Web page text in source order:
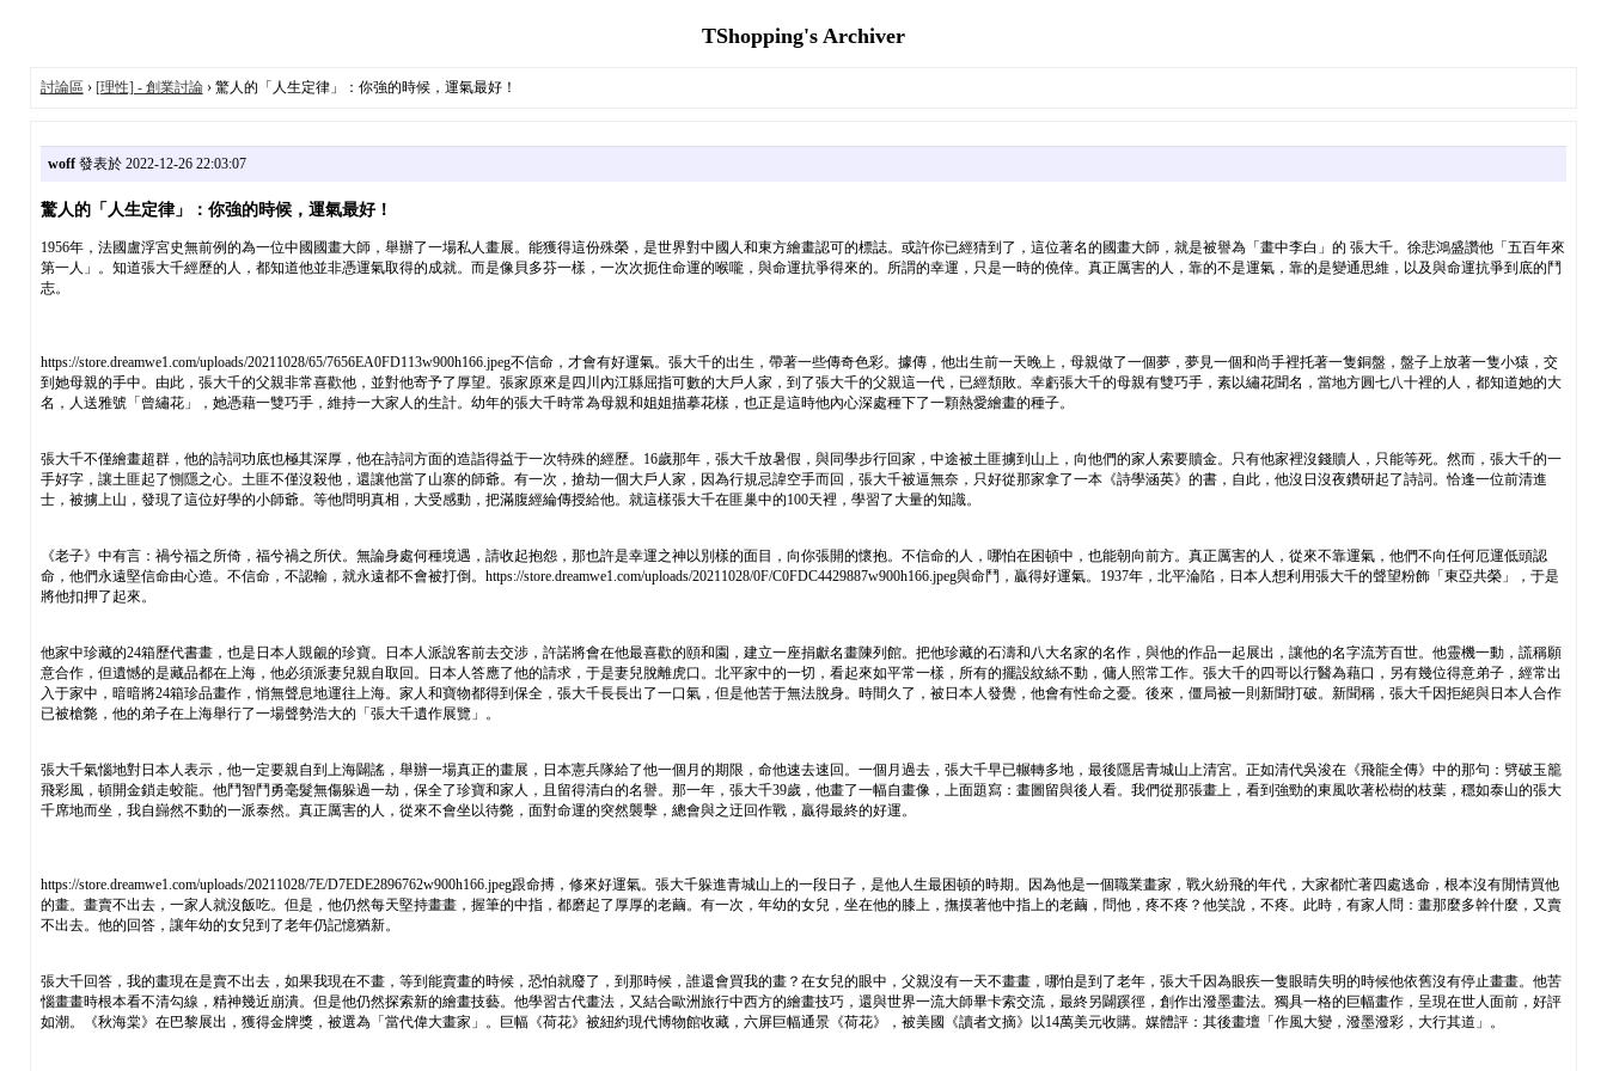
TShopping's Archiver
討論區 › [理性] - 創業討論› 驚人的「人生定律」：你強的時候，運氣最好！
woff發表於 2022-12-26 22:03:07
驚人的「人生定律」：你強的時候，運氣最好！
1956年，法國盧浮宮史無前例的為一位中國國畫大師，舉辦了一場私人畫展。能獲得這份殊榮，是世界對中國人和東方繪畫認可的標誌。或許你已經猜到了，這位著名的國畫大師，就是被譽為「畫中李白」的 張大千。徐悲鴻盛讚他「五百年來
第一人」。知道張大千經歷的人，都知道他並非憑運氣取得的成就。而是像貝多芬一樣，一次次扼住命運的喉嚨，與命運抗爭得來的。所謂的幸運，只是一時的僥倖。真正厲害的人，靠的不是運氣，靠的是變通思維，以及與命運抗爭到底的鬥
志。
https://store.dreamwe1.com/uploads/20211028/65/7656EA0FD113w900h166.jpeg不信命，才會有好運氣。張大千的出生，帶著一些傳奇色彩。據傳，他出生前一天晚上，母親做了一個夢，夢見一個和尚手裡托著一隻銅盤，盤子上放著一隻小猿，交
到她母親的手中。由此，張大千的父親非常喜歡他，並對他寄予了厚望。張家原來是四川內江縣屈指可數的大戶人家，到了張大千的父親這一代，已經頹敗。幸虧張大千的母親有雙巧手，素以繡花聞名，當地方圓七八十裡的人，都知道她的大
名，人送雅號「曾繡花」，她憑藉一雙巧手，維持一大家人的生計。幼年的張大千時常為母親和姐姐描摹花樣，也正是這時他內心深處種下了一顆熱愛繪畫的種子。
張大千不僅繪畫超群，他的詩詞功底也極其深厚，他在詩詞方面的造詣得益于一次特殊的經歷。16歲那年，張大千放暑假，與同學步行回家，中途被土匪擄到山上，向他們的家人索要贖金。只有他家裡沒錢贖人，只能等死。然而，張大千的一
手好字，讓土匪起了惻隱之心。土匪不僅沒殺他，還讓他當了山寨的師爺。有一次，搶劫一個大戶人家，因為行規忌諱空手而回，張大千被逼無奈，只好從那家拿了一本《詩學涵英》的書，自此，他沒日沒夜鑽研起了詩詞。恰逢一位前清進
士，被擄上山，發現了這位好學的小師爺。等他問明真相，大受感動，把滿腹經綸傳授給他。就這樣張大千在匪巢中的100天裡，學習了大量的知識。
《老子》中有言：禍兮福之所倚，福兮禍之所伏。無論身處何種境遇，請收起抱怨，那也許是幸運之神以別樣的面目，向你張開的懷抱。不信命的人，哪怕在困頓中，也能朝向前方。真正厲害的人，從來不靠運氣，他們不向任何厄運低頭認
命，他們永遠堅信命由心造。不信命，不認輸，就永遠都不會被打倒。https://store.dreamwe1.com/uploads/20211028/0F/C0FDC4429887w900h166.jpeg與命鬥，贏得好運氣。1937年，北平淪陷，日本人想利用張大千的聲望粉飾「東亞共榮」，于是
將他扣押了起來。
他家中珍藏的24箱歷代書畫，也是日本人覬覦的珍寶。日本人派說客前去交涉，許諾將會在他最喜歡的頤和園，建立一座捐獻名畫陳列館。把他珍藏的石濤和八大名家的名作，與他的作品一起展出，讓他的名字流芳百世。他靈機一動，謊稱願
意合作，但遺憾的是藏品都在上海，他必須派妻兒親自取回。日本人答應了他的請求，于是妻兒脫離虎口。北平家中的一切，看起來如平常一樣，所有的擺設紋絲不動，傭人照常工作。張大千的四哥以行醫為藉口，另有幾位得意弟子，經常出
入于家中，暗暗將24箱珍品畫作，悄無聲息地運往上海。家人和寶物都得到保全，張大千長長出了一口氣，但是他苦于無法脫身。時間久了，被日本人發覺，他會有性命之憂。後來，僵局被一則新聞打破。新聞稱，張大千因拒絕與日本人合作
已被槍斃，他的弟子在上海舉行了一場聲勢浩大的「張大千遺作展覽」。
張大千氣惱地對日本人表示，他一定要親自到上海闢謠，舉辦一場真正的畫展，日本憲兵隊給了他一個月的期限，命他速去速回。一個月過去，張大千早已輾轉多地，最後隱居青城山上清宮。正如清代吳浚在《飛龍全傳》中的那句：劈破玉籠
飛彩風，頓開金鎖走蛟龍。他鬥智鬥勇毫髮無傷躲過一劫，保全了珍寶和家人，且留得清白的名譽。那一年，張大千39歲，他畫了一幅自畫像，上面題寫：畫圖留與後人看。我們從那張畫上，看到強勁的東風吹著松樹的枝葉，穩如泰山的張大
千席地而坐，我自巋然不動的一派泰然。真正厲害的人，從來不會坐以待斃，面對命運的突然襲擊，總會與之迂回作戰，贏得最終的好運。
https://store.dreamwe1.com/uploads/20211028/7E/D7EDE2896762w900h166.jpeg跟命搏，修來好運氣。張大千躲進青城山上的一段日子，是他人生最困頓的時期。因為他是一個職業畫家，戰火紛飛的年代，大家都忙著四處逃命，根本沒有閒情買他
的畫。畫賣不出去，一家人就沒飯吃。但是，他仍然每天堅持畫畫，握筆的中指，都磨起了厚厚的老繭。有一次，年幼的女兒，坐在他的膝上，撫摸著他中指上的老繭，問他，疼不疼？他笑說，不疼。此時，有家人問：畫那麼多幹什麼，又賣
不出去。他的回答，讓年幼的女兒到了老年仍記憶猶新。
張大千回答，我的畫現在是賣不出去，如果我現在不畫，等到能賣畫的時候，恐怕就廢了，到那時候，誰還會買我的畫？在女兒的眼中，父親沒有一天不畫畫，哪怕是到了老年，張大千因為眼疾一隻眼睛失明的時候他依舊沒有停止畫畫。他苦
惱畫畫時根本看不清勾線，精神幾近崩潰。但是他仍然探索新的繪畫技藝。他學習古代畫法，又結合歐洲旅行中西方的繪畫技巧，還與世界一流大師畢卡索交流，最終另闢蹊徑，創作出潑墨畫法。獨具一格的巨幅畫作，呈現在世人面前，好評
如潮。《秋海棠》在巴黎展出，獲得金牌獎，被選為「當代偉大畫家」。巨幅《荷花》被紐約現代博物館收藏，六屏巨幅通景《荷花》，被美國《讀者文摘》以14萬美元收購。媒體評：其後畫壇「作風大變，潑墨潑彩，大行其道」。